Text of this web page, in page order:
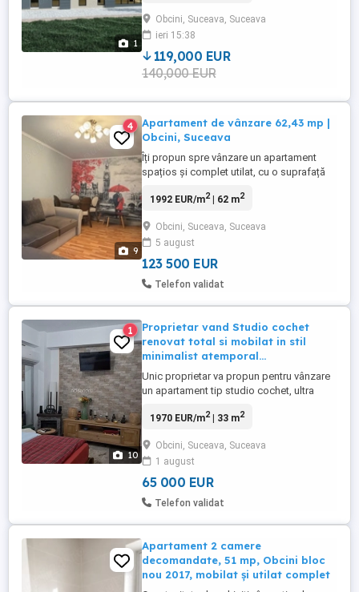
1
Obcini, Suceava, Suceava
ieri 15:38
119,000 EUR
140,000 EUR
9
4
Apartament de vânzare 62,43 mp |
Obcini, Suceava
Îți propun spre vânzare un apartament
spațios și complet utilat, cu o suprafață
situat la etajul 3 din 4 al unui bloc solid,
1991. Blocul este izolat termic exterior,
apartamentul beneficiaza si de izolatie
interioara. ...
1992 EUR/m2| 62 m2
Obcini, Suceava, Suceava
5 august
123 500 EUR
Telefon validat
10
1
Proprietar vand Studio cochet
renovat total si mobilat in stil
minimalist atemporal...
Unic proprietar va propun pentru vânzare
un apartament tip studio cochet, ultra
situat in cartierul Obcini la 4 minute de
atmosferă plină de eleganță și confort,
care va face viața de zi cu zi cu adevărat
specială. Pășiți ...
1970 EUR/m2| 33 m2
Obcini, Suceava, Suceava
1 august
65 000 EUR
Telefon validat
Apartament 2 camere
decomandate, 51 mp, Obcini bloc
nou 2017, mobilat și utilat complet